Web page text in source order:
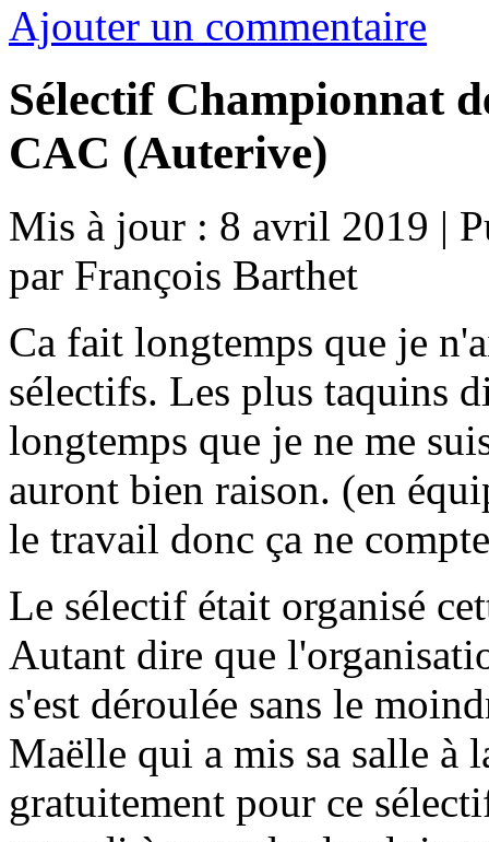
Ajouter un commentaire
Sélectif Championnat
CAC (Auterive)
Mis à jour : 8 avril 2019 |
par François Barthet
Ca fait longtemps que je
sélectifs. Les plus taquins
longtemps que je ne me
auront bien raison. (en
le travail donc ça ne
Le sélectif était organisé
Autant dire que
s'est déroulée sans le
Maëlle qui a mis sa salle à
gratuitement pour ce